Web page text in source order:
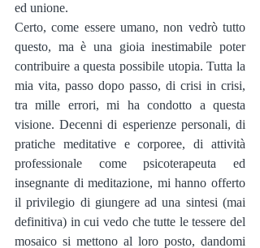
ed unione.
Certo, come essere umano, non vedrò tutto
questo, ma è una gioia inestimabile poter
contribuire a questa possibile utopia. Tutta la
mia vita, passo dopo passo, di crisi in crisi,
tra mille errori, mi ha condotto a questa
visione. Decenni di esperienze personali, di
pratiche meditative e corporee, di attività
professionale come psicoterapeuta ed
insegnante di meditazione, mi hanno offerto
il privilegio di giungere ad una sintesi (mai
definitiva) in cui vedo che tutte le tessere del
mosaico si mettono al loro posto, dandomi